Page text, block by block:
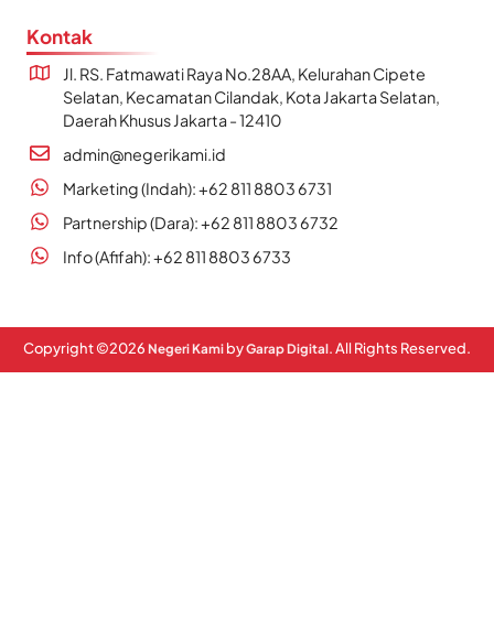
Kontak
Jl. RS. Fatmawati Raya No.28AA, Kelurahan Cipete
Selatan, Kecamatan Cilandak, Kota Jakarta Selatan,
Daerah Khusus Jakarta - 12410
admin@negerikami.id
Marketing (Indah): +62 811 8803 6731
Partnership (Dara): +62 811 8803 6732
Info (Afifah): +62 811 8803 6733
Copyright ©2026 Negeri Kami byGarap Digital. All Rights Reserved.